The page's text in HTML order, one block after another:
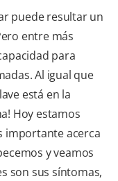
puede resultar un
entre más
para
Al igual que
está en la
Hoy estamos
importante acerca
y veamos
son sus síntomas,